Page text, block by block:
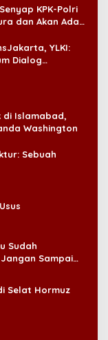
KPK-Polri
dan Akan Ada
YLKI:
Dialog
di Islamabad,
Washington
Sebuah
Sudah
Sampai
Selat Hormuz